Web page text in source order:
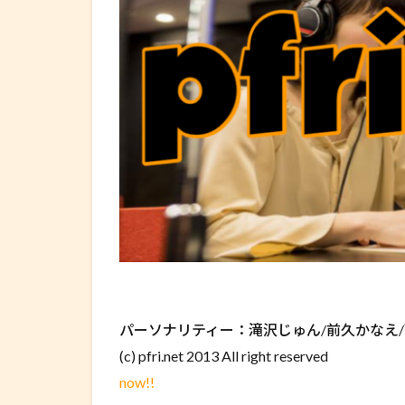
パーソナリティー：滝沢じゅん/前久かなえ
(c) pfri.net 2013 All right reserved
now!!